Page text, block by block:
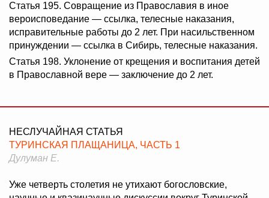
Статья 195. Совращение из Православия в иное
вероисповедание — ссылка, телесные наказания,
исправительные работы до 2 лет. При насильственном
принуждении — ссылка в Сибирь, телесные наказания.
Статья 198. Уклонение от крещения и воспитания детей
в Православной вере — заключение до 2 лет.
НЕСЛУЧАЙНАЯ СТАТЬЯ
ТУРИНСКАЯ ПЛАЩАНИЦА, ЧАСТЬ 1
Дулуман Е.
Уже четверть столетия не утихают богословские,